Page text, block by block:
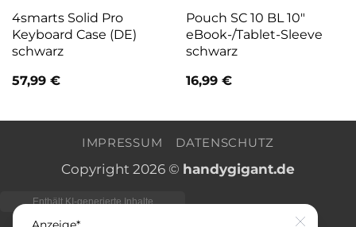
4smarts Solid Pro
Keyboard Case (DE)
schwarz
57,99 €
Pouch SC 10 BL 10″
eBook-/Tablet-Sleeve
schwarz
16,99 €
IMPRESSUM DATENSCHUTZ
Copyright 2026 © handygigant.de